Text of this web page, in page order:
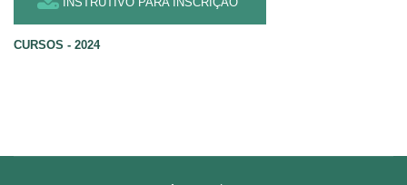
INSTRUTIVO PARA INSCRIÇÃO
CURSOS - 2024